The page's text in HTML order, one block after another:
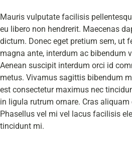
Mauris vulputate facilisis
eu libero non hendrerit. Maecenas
dictum. Donec eget pretium sem, ut
magna ante, interdum ac bibendum
Aenean suscipit interdum orci id
metus. Vivamus sagittis bibendum
est consectetur maximus nec
in ligula rutrum ornare. Cras aliquam
Phasellus vel mi vel lacus facilisis
tincidunt mi.